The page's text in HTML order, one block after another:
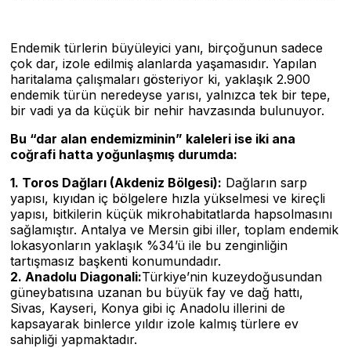
Endemik türlerin büyüleyici yanı, birçoğunun sadece
çok dar, izole edilmiş alanlarda yaşamasıdır. Yapılan
haritalama çalışmaları gösteriyor ki, yaklaşık 2.900
endemik türün neredeyse yarısı, yalnızca tek bir tepe,
bir vadi ya da küçük bir nehir havzasında bulunuyor.
Bu “dar alan endemizminin” kaleleri ise iki ana
coğrafi hatta yoğunlaşmış durumda:
1. Toros Dağları (Akdeniz Bölgesi): Dağların sarp
yapısı, kıyıdan iç bölgelere hızla yükselmesi ve kireçli
yapısı, bitkilerin küçük mikrohabitatlarda hapsolmasını
sağlamıştır. Antalya ve Mersin gibi iller, toplam endemik
lokasyonların yaklaşık %34’ü ile bu zenginliğin
tartışmasız başkenti konumundadır.
2. Anadolu Diagonali:Türkiye’nin kuzeydoğusundan
güneybatısına uzanan bu büyük fay ve dağ hattı,
Sivas, Kayseri, Konya gibi iç Anadolu illerini de
kapsayarak binlerce yıldır izole kalmış türlere ev
sahipliği yapmaktadır.